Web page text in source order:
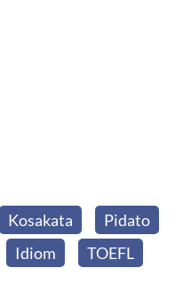
Kosakata
Pidato
Idiom
TOEFL